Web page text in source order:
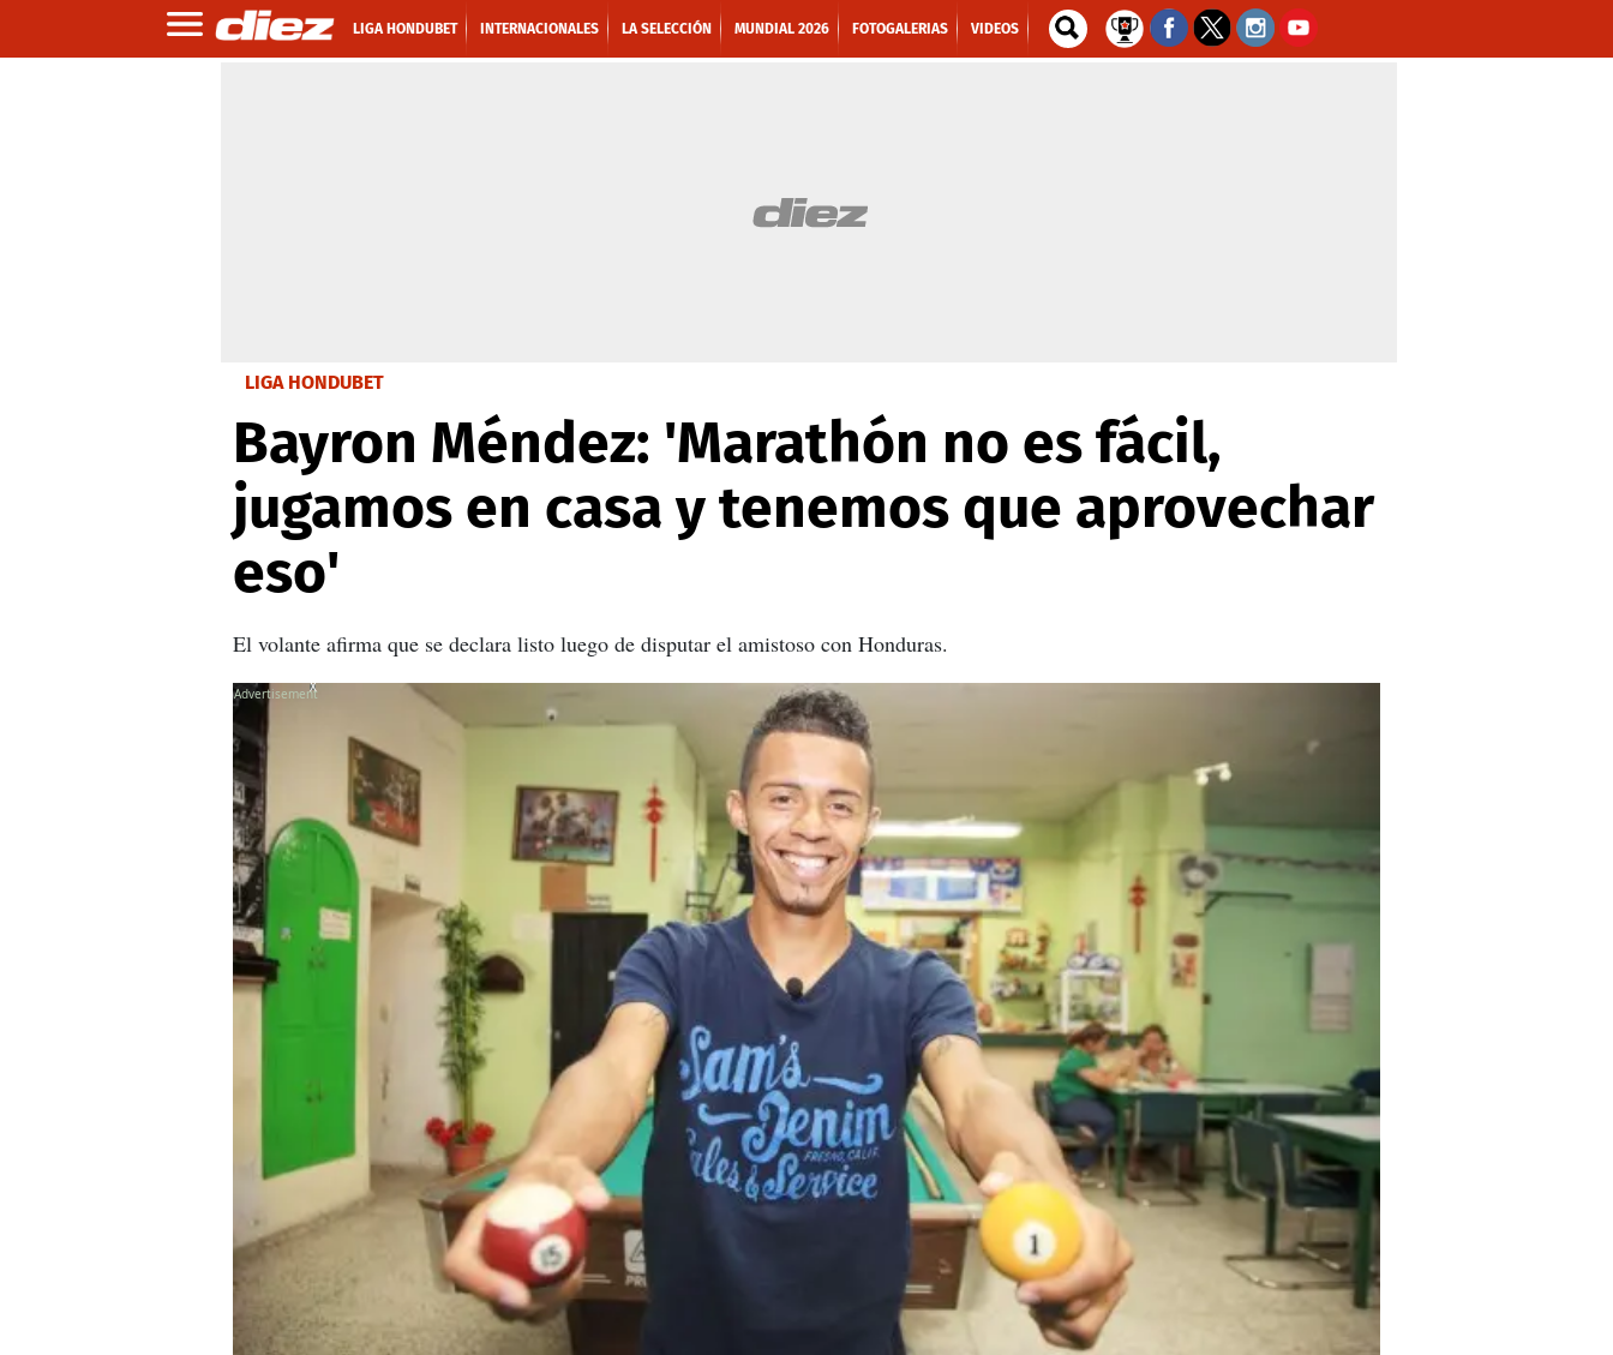
LIGA HONDUBET INTERNACIONALES LA SELECCIÓN MUNDIAL 2026 FOTOGALERIAS VIDEOS
LIGA HONDUBET
Bayron Méndez: 'Marathón no es fácil,
jugamos en casa y tenemos que aprovechar
eso'
El volante afirma que se declara listo luego de disputar el amistoso con Honduras.
X